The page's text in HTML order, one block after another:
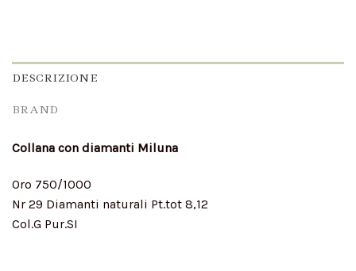
DESCRIZIONE
BRAND
Collana con diamanti Miluna
Oro 750/1000
Nr 29 Diamanti naturali Pt.tot 8,12
Col.G Pur.SI